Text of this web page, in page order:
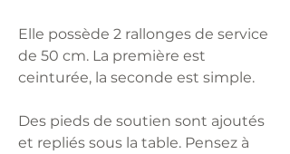
Elle possède 2 rallonges de service
de 50 cm. La première est
ceinturée, la seconde est simple.
Des pieds de soutien sont ajoutés
et repliés sous la table. Pensez à